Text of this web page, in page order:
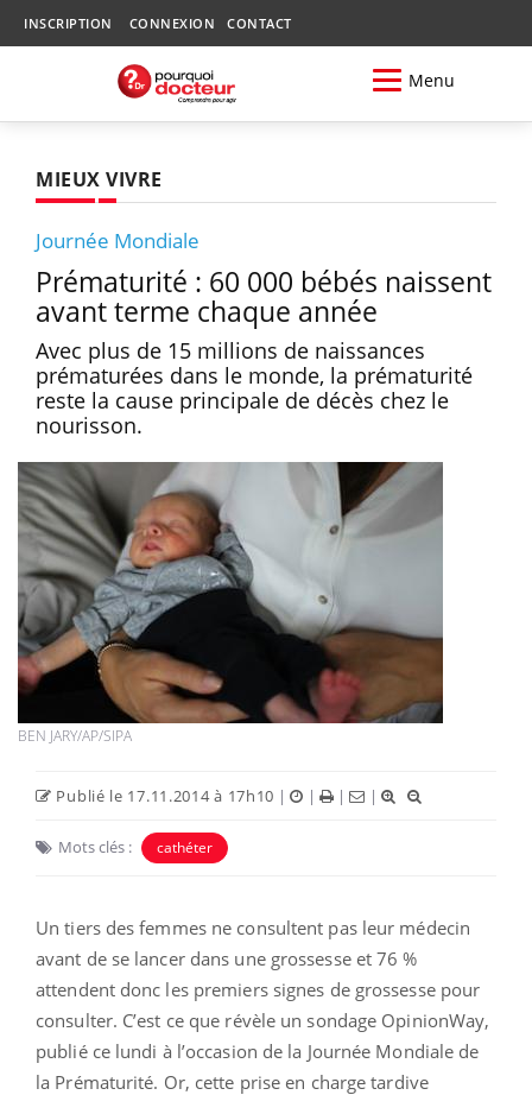
INSCRIPTION CONNEXION CONTACT
Menu
MIEUX VIVRE
Journée Mondiale
Prématurité : 60 000 bébés naissent
avant terme chaque année
Avec plus de 15 millions de naissances
prématurées dans le monde, la prématurité
reste la cause principale de décès chez le
nourisson.
BEN JARY/AP/SIPA
Publié le 17.11.2014 à 17h10 | | | |
Mots clés : cathéter
Un tiers des femmes ne consultent pas leur médecin
avant de se lancer dans une grossesse et 76 %
attendent donc les premiers signes de grossesse pour
consulter. C’est ce que révèle un sondage OpinionWay,
publié ce lundi à l’occasion de la Journée Mondiale de
la Prématurité. Or, cette prise en charge tardive